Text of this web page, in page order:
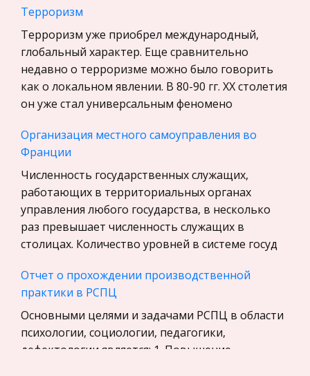
Искусство, Культура, Литература
Компьютерные сети
Материаловедение
Авиация
Программирование, Базы данных
Бухгалтерский учет
История
Уголовное право
Экскурсии и туризм
Маркетинг, товароведение, реклама
Социология
Религия
Культурология
Экологическое право
Терроризм
Терроризм уже приобрел международный,
глобальный характер. Еще сравнительно
недавно о терроризме можно было говорить
как о локальном явлении. В 80-90 гг. ХХ столетия
он уже стал универсальным феномено
Организация местного самоуправления во
Франции
Численность государственных служащих,
работающих в территориальных органах
управления любого государства, в несколько
раз превышает численность служащих в
столицах. Количество уровней в системе госуд
Отчет о прохождении производственной
практики в РСПЦ
Основными целями и задачами РСПЦ в области
психологии, социологии, педагогики,
дефектологии является: 1. Повышение